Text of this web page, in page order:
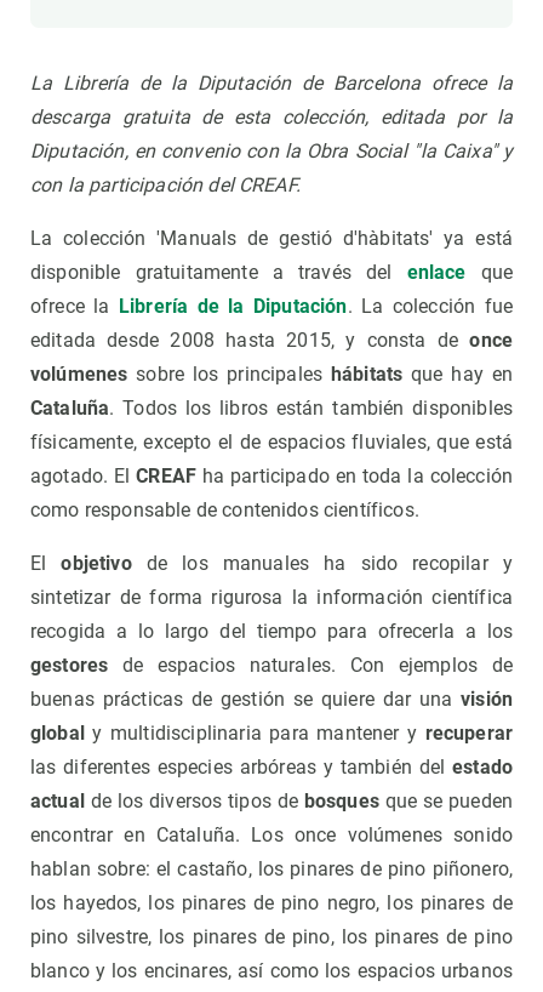
La Librería de la Diputación de Barcelona ofrece la
descarga gratuita de esta colección, editada por la
Diputación, en convenio con la Obra Social "la Caixa" y
con la participación del CREAF.
La colección 'Manuals de gestió d'hàbitats' ya está
disponible gratuitamente a través del enlace que
ofrece la
Librería de la Diputación. La colección fue
editada desde 2008 hasta 2015, y consta deonce
volúmenes sobre los principales hábitats que hay en
Cataluña. Todos los libros están también disponibles
físicamente, excepto el de espacios fluviales, que está
agotado. ElCREAF ha participado en toda la colección
como responsable de contenidos científicos.
Elobjetivode los manuales ha sido recopilar y
sintetizar de forma rigurosa la información científica
recogida a lo largo del tiempo para ofrecerla a los
gestores de espacios naturales. Con ejemplos de
buenas prácticas de gestión se quiere dar unavisión
global y multidisciplinaria para mantener y recuperar
las diferentes especies arbóreas y también delestado
actual de los diversos tipos de bosquesque se pueden
encontrar en Cataluña. Los once volúmenes sonido
hablan sobre: ​​el castaño, los pinares de pino piñonero,
los hayedos, los pinares de pino negro, los pinares de
pino silvestre, los pinares de pino, los pinares de pino
blanco y los encinares, así como los espacios urbanos